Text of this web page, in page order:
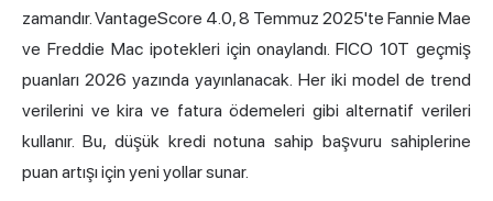
zamandır. VantageScore 4.0, 8 Temmuz 2025'te Fannie Mae
ve Freddie Mac ipotekleri için onaylandı. FICO 10T geçmiş
puanları 2026 yazında yayınlanacak. Her iki model de trend
verilerini ve kira ve fatura ödemeleri gibi alternatif verileri
kullanır. Bu, düşük kredi notuna sahip başvuru sahiplerine
puan artışı için yeni yollar sunar.